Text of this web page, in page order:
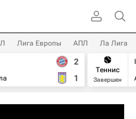
Лига Европы АПЛ Ла Лига
2
1
Теннис
Завершен